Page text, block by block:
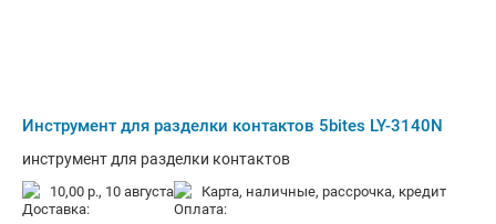
Инструмент для разделки контактов 5bites LY-3140N
инструмент для разделки контактов
10,00 р., 10 августа карта, наличные, рассрочка, кредит